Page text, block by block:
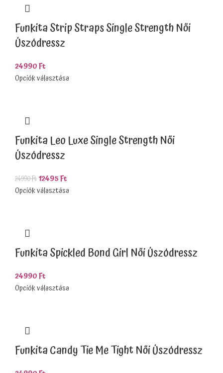
Funkita Strip Straps Single Strength Női
Úszódressz
24990Ft
Opciók választása
Funkita Leo Luxe Single Strength Női
Úszódressz
24990Ft12495Ft
Opciók választása
Funkita Spickled Bond Girl Női Úszódressz
24990Ft
Opciók választása
Funkita Candy Tie Me Tight Női Úszódressz